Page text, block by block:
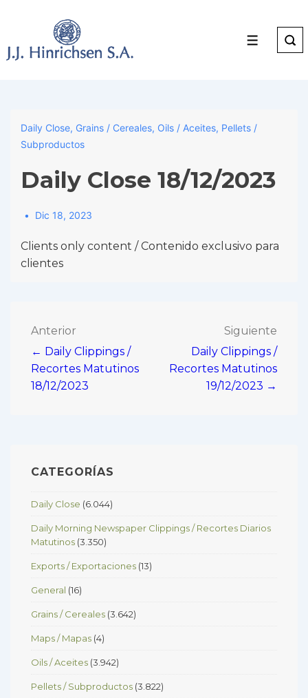
Main
Menu
Daily Close, Grains / Cereales, Oils / Aceites, Pellets /
Subproductos
Daily Close 18/12/2023
Dic 18, 2023
Clients only content / Contenido exclusivo para
clientes
Navegación
de
entradas
Anterior
← Daily Clippings /
Recortes Matutinos
18/12/2023
Siguiente
Daily Clippings /
Recortes Matutinos
19/12/2023 →
CATEGORÍAS
Daily Close (6.044)
Daily Morning Newspaper Clippings / Recortes Diarios
Matutinos (3.350)
Exports / Exportaciones (13)
General (16)
Grains / Cereales (3.642)
Maps / Mapas (4)
Oils / Aceites (3.942)
Pellets / Subproductos (3.822)